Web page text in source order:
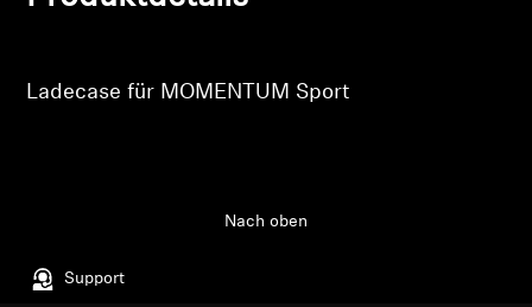
Ladecase für MOMENTUM Sport
Support
Nach oben